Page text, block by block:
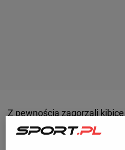
Z pewnością zagorzali
pamiętają Dominikę